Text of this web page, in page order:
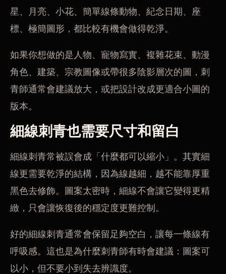
星、月亮、小花、簡單線條動物、紀念日期、座
標、極簡圖形，都比較有機會做得乾淨。
如果你想做的是人物、寵物寫實、複雜花束、動漫
角色、建築、宗教圖像或帶很多陰影層次的圖，刺
青師通常會建議放大，或把設計改成更適合小圖的
版本。
細線刺青也需要尺寸和留白
細線刺青常被誤會成「什麼都可以縮小」。其實細
線更需要乾淨的結構，因為線越細，越不能靠厚重
黑色去修飾。圖案太密時，細線不會讓它變得更精
緻，只會讓恢復後的穩定度更難控制。
好的細線刺青通常會保留足夠空白，讓每一條線有
呼吸感。這也是為什麼刺青師有時會建議：圖案可
以小，但不要小到失去辨識度。